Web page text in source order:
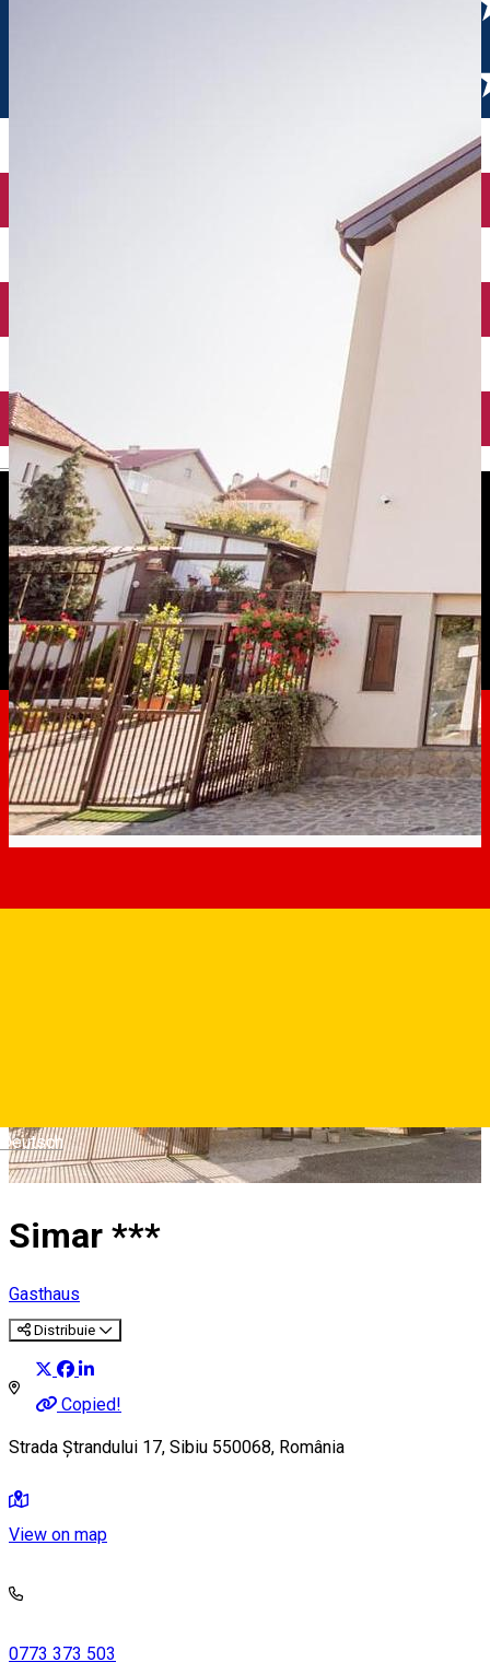
English
Deutsch
Simar ***
Gasthaus
Distribuie
Copied!
Strada Ștrandului 17, Sibiu 550068, România
View on map
0773 373 503